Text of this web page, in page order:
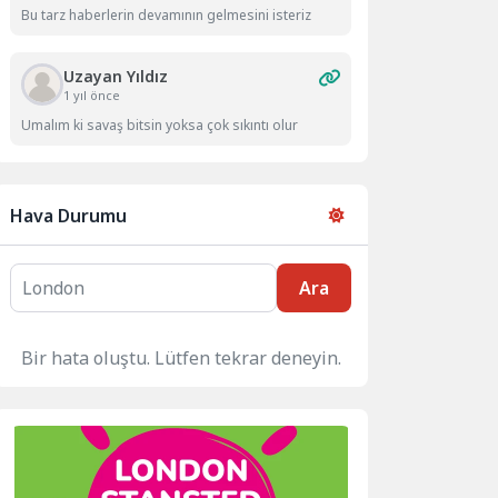
Bu tarz haberlerin devamının gelmesini isteriz
Uzayan Yıldız
1 yıl önce
Umalım ki savaş bitsin yoksa çok sıkıntı olur
Hava Durumu
Ara
Bir hata oluştu. Lütfen tekrar deneyin.